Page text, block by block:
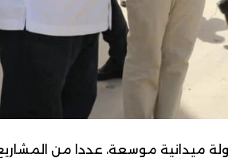
ميدانية موسعة، عددا من